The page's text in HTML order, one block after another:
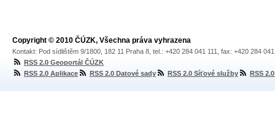
Copyright © 2010 ČÚZK, Všechna práva vyhrazena
Kontakt: Pod sídlištěm 9/1800, 182 11 Praha 8, tel.: +420 284 041 111, fax: +420 284
RSS 2.0 Geoportál ČÚZK
RSS 2.0 Aplikace
RSS 2.0 Datové sady RSS 2.0 Síťové služby RSS